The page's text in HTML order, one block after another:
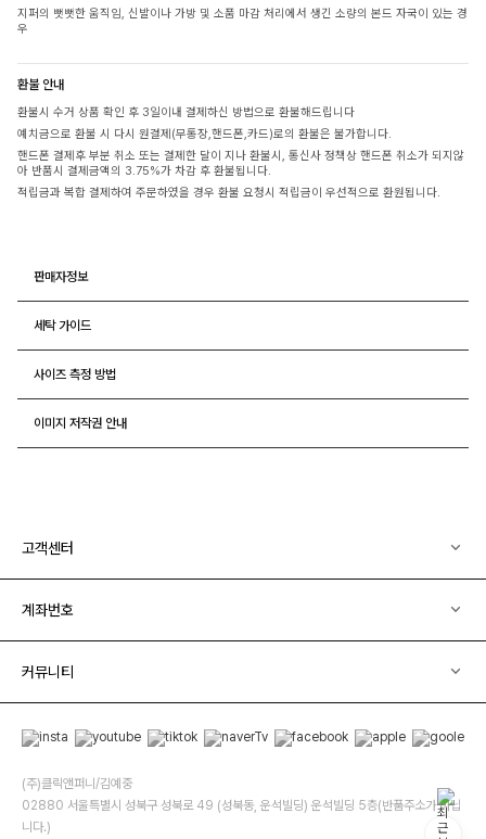
지퍼의 뻣뻣한 움직임, 신발이나 가방 및 소품 마감 처리에서 생긴 소량의 본드 자국이 있는 경
우
환불 안내
환불시 수거 상품 확인 후 3일이내 결제하신 방법으로 환불해드립니다
예치금으로 환불 시 다시 원결제(무통장,핸드폰,카드)로의 환불은 불가합니다.
핸드폰 결제후 부분 취소 또는 결제한 달이 지나 환불시, 통신사 정책상 핸드폰 취소가 되지않
아 반품시 결제금액의 3.75%가 차감 후 환불됩니다.
적립금과 복합 결제하여 주문하였을 경우 환불 요청시 적립금이 우선적으로 환원됩니다.
판매자정보
세탁 가이드
사이즈 측정 방법
이미지 저작권 안내
고객센터
계좌번호
커뮤니티
(주)클릭앤퍼니/김예중
02880 서울특별시 성북구 성북로 49 (성북동, 운석빌딩) 운석빌딩 5층(반품주소가 아닙
니다.)